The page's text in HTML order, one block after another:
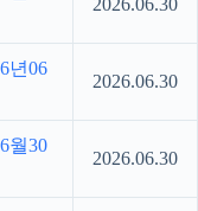
2026.06.30
년06
2026.06.30
월30
2026.06.30